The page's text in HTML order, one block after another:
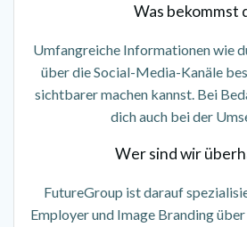
Was bekommst
Umfangreiche Informationen wie
über die Social-Media-Kanäle
sichtbarer machen kannst. Bei
dich auch bei der
Wer sind wir
FutureGroup ist darauf
Employer und Image Branding